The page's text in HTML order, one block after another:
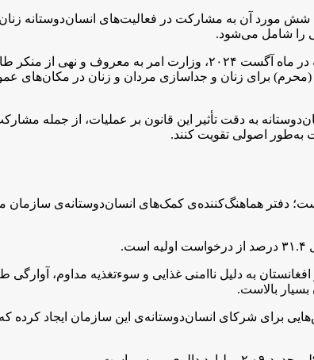
میلادی ۹۷ دستورالعمل صادر کرده که شش مورد آن به مشارکت در
را شامل می‌شود.
از منکر طالبان،
برای زنان و جداسازی مردان و زنان در مکان‌های
به دقت تأثیر این قانون بر عملیات، از جمله
به‌طور اصولی تقویت کنند.
دفتر هماهنگ‌کننده‌ی کمک‌های انسان‌دوستانه‌ی سازمان
به دلیل ناامنی غذایی و سوءتغذیه مداوم، آوارگی
بسیار بالاست.
برای شرکای انسان‌دوستانه‌ی این سازمان ایجاد